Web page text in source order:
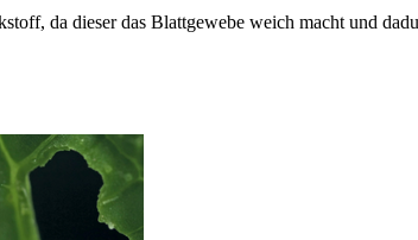
da dieser das Blattgewebe weich macht und